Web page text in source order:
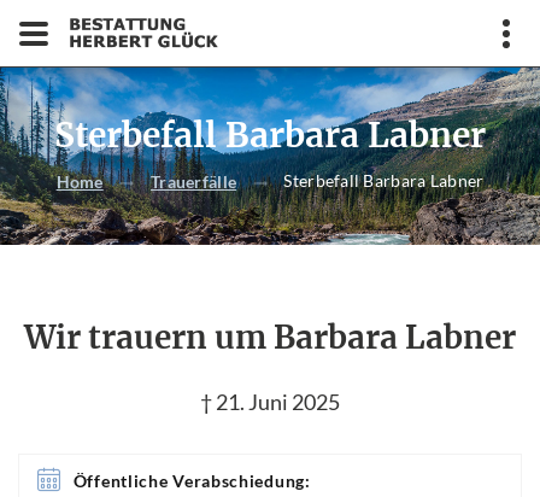
Sterbefall Barbara Labner
Home Trauerfälle Sterbefall Barbara Labner
Wir trauern um Barbara Labner
† 21. Juni 2025
Öffentliche Verabschiedung: